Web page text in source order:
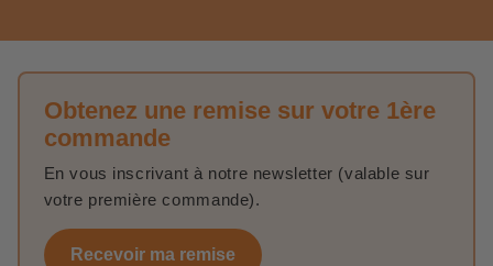
Obtenez une remise sur votre 1ère
commande
En vous inscrivant à notre newsletter (valable sur
votre première commande).
Recevoir ma remise